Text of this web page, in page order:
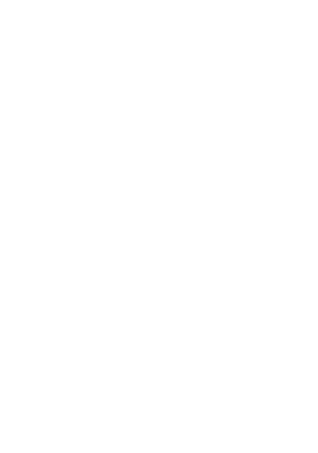
了承ください。
き作成されるも
をご了承くださ
ようお願いしま
にご登録され
社の共同利用者
とをご了承くだ
はありません。
品に未対応品が
年1月12日よ
) : 1000ppm、
ない年数を意
要な手段を講じ
ムロン制御